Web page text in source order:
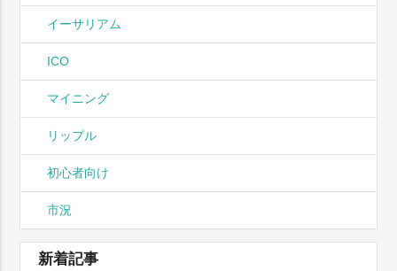
イーサリアム
ICO
マイニング
リップル
初心者向け
市況
新着記事